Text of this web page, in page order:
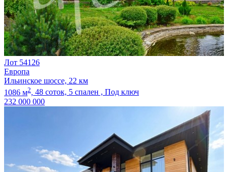
Лот 54126
Европа
Ильинское шоссе, 22 км
1086 м2, 48 соток, 5 спален , Под ключ
232 000 000